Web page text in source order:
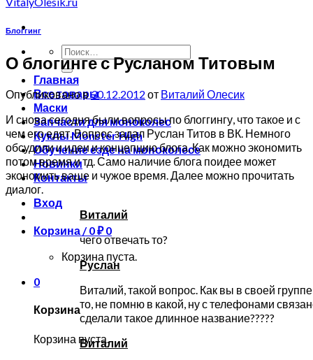
Искать:
Главная
Все товары
Маски
Запчасти для моноколес
Куклы Monster High
Обучение езде на моноколесе
Новинки
Контакты
Вход
Корзина /0₽ 0
Корзина пуста.
0
Корзина
Корзина пуста.
Блоггинг
О блогинге с Русланом Титовым
Опубликовано в30.12.2012 от Виталий Олесик
И снова сегодня были вопросы по блоггингу, что такое и с
чем его едят. Вопрос задал Руслан Титов в ВК. Немного
обсудили и идеи и концепцию блога. Как можно экономить
потом время и тд. Само наличие блога поидее может
экономить ваше и чужое время. Далее можно прочитать
диалог.
Виталий
чего отвечать то?
Руслан
Виталий, такой вопрос. Как вы в своей
то, не помню в какой, ну с телефонами
сделали такое длинное название?????
Виталий